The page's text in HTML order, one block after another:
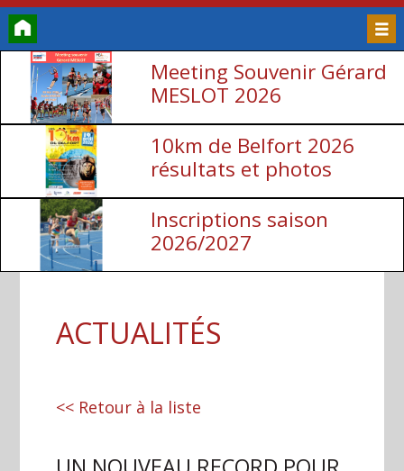
Accueil
Meeting Souvenir Gérard
MESLOT 2026
10km de Belfort 2026
résultats et photos
Inscriptions saison
2026/2027
ACTUALITÉS
<< Retour à la liste